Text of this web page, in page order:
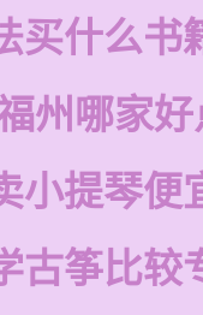
买什么书
州哪家好
小提琴便
古筝比较